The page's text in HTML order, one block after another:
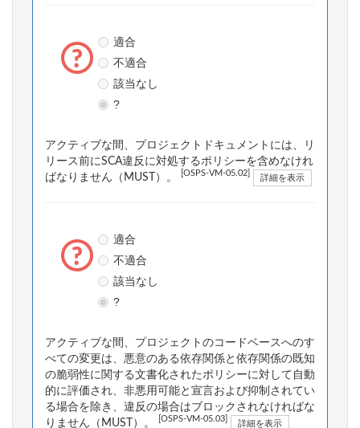
適合
不適合
該当なし
?
アクティブな間、プロジェクトドキュメントには、リ
リース前にSCA違反に対処するポリシーを含めなけれ
ばなりません（MUST）。
[OSPS-VM-05.02] 詳細を表示
適合
不適合
該当なし
?
アクティブな間、プロジェクトのコードベースへのす
べての変更は、悪意のある依存関係と依存関係の既知
の脆弱性に関する文書化されたポリシーに対して自動
的に評価され、非悪用可能と宣言および抑制されてい
る場合を除き、違反の場合はブロックされなければな
りません（MUST）。
[OSPS-VM-05.03] 詳細を表示